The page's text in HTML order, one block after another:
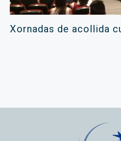
Xornadas de acollida